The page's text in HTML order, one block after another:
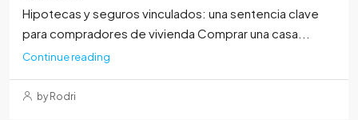
Hipotecas y seguros vinculados: una sentencia clave
para compradores de vivienda Comprar una casa...
Continue reading
by Rodri